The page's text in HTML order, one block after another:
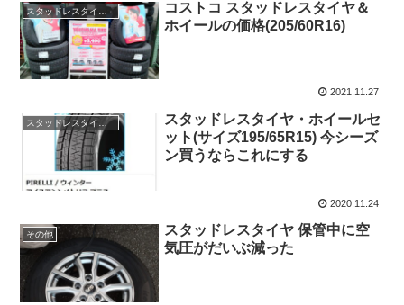
スタッドレスタイヤ ホイールセット 価格
コストコ スタッドレスタイヤ＆
ホイールの価格(205/60R16)
2021.11.27
スタッドレスタイヤ ホイールセット 195/65r15
スタッドレスタイヤ・ホイールセ
ット(サイズ195/65R15) 今シーズ
ン買うならこれにする
2020.11.24
その他
スタッドレスタイヤ 保管中に空
気圧がだいぶ減った